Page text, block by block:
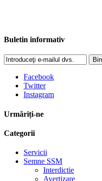
Buletin informativ
Facebook
Twitter
Instagram
Urmăriți-ne
Categorii
Servicii
Semne SSM
Interdictie
Avertizare